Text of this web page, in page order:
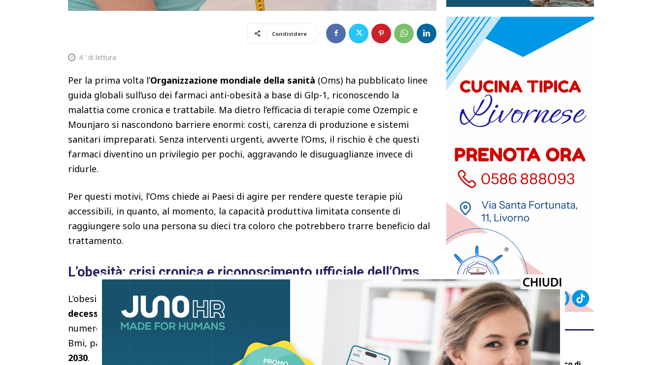
Condividere
4 ' di lettura
Per la prima volta l’Organizzazione mondiale della sanità (Oms) ha pubblicato linee
guida globali sull’uso dei farmaci anti-obesità a base di Glp-1, riconoscendo la
malattia come cronica e trattabile. Ma dietro l’efficacia di terapie come Ozempic e
Mounjaro si nascondono barriere enormi: costi, carenza di produzione e sistemi
sanitari impreparati. Senza interventi urgenti, avverte l’Oms, il rischio è che questi
farmaci diventino un privilegio per pochi, aggravando le disuguaglianze invece di
ridurle.
Per questi motivi, l’Oms chiede ai Paesi di agire per rendere queste terapie più
accessibili, in quanto, al momento, la capacità produttiva limitata consente di
raggiungere solo una persona su dieci tra coloro che potrebbero trarre beneficio dal
trattamento.
L’obesità: crisi cronica e riconoscimento ufficiale dell’Oms
L’obesità è un problema sanitario globale che è stato associato a
3,7 milioni di
decessi in tutto il mondo nel 2024. Senza un intervento deciso, si prevede che il
numero di persone obese, cioè coloro che posseggono un indice di massa corporea,
Bmi, pari o superiore a 30, raddoppierà, passando da
1 miliardo a 2 miliardi entro il
2030.
ULTIMI ARTICOLI
DALLA TOSCANA